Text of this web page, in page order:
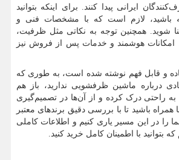
ایرانی پیدا کنند. برای اینکه بتوانید
باشید، لازم است که با مشخصات فنی و
شوید. همچنین توجه به نکاتی مثل ظرفیت،
هوشمند و خدمات پس از فروش نیز
و قابل فهم نوشته شده است، به طوری که
درباره ماشین ظرفشویی ندارید، باز هم
به راحتی درک کرده و از آن‌ها در تصمیم‌گیری
همراه باشید تا با بررسی دقیق برندهای معتبر
در این مسیر یاری کنیم و اطلاعات کاملی
بتوانید با اطمینان کامل خرید کنید.